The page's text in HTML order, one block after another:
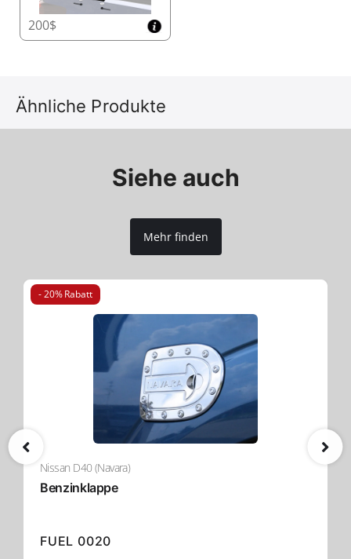
200$
Ähnliche Produkte
Siehe auch
Mehr finden
- 20% Rabatt
Nissan D40 (Navara)
Benzinklappe
FUEL 0020